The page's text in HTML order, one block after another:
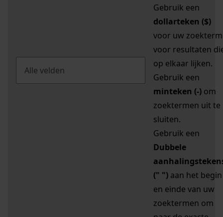
Gebruik een
dollarteken ($)
voor uw zoekterm
voor resultaten
op elkaar lijken.
Gebruik een
minteken (-) om
zoektermen uit te
sluiten.
Gebruik een
Dubbele
(" ") aan het begin
en einde van uw
zoektermen om